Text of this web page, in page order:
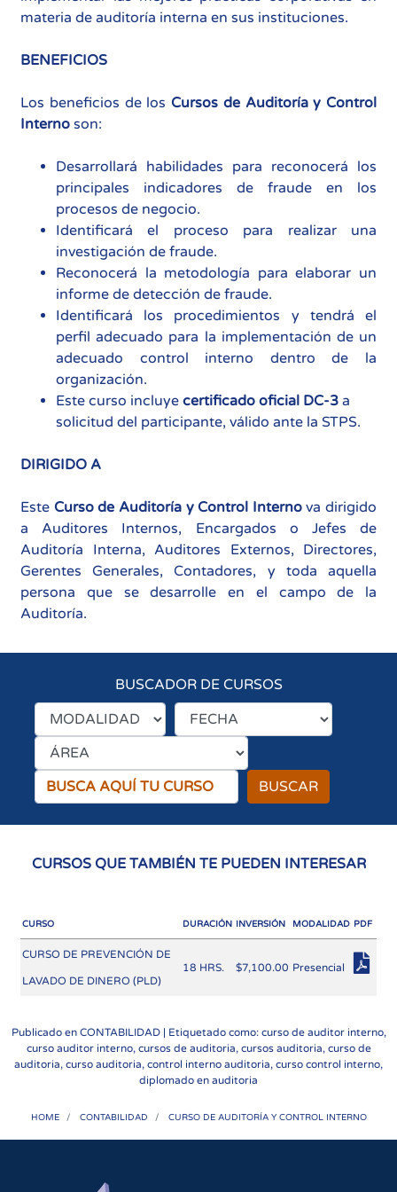
materia de auditoría interna en sus instituciones.
BENEFICIOS
Los beneficios de los Cursos de Auditoría y Control
Interno son:
Desarrollará habilidades para reconocerá los
principales indicadores de fraude en los
procesos de negocio.
Identificará el proceso para realizar una
investigación de fraude.
Reconocerá la metodología para elaborar un
informe de detección de fraude.
Identificará los procedimientos y tendrá el
perfil adecuado para la implementación de un
adecuado control interno dentro de la
organización.
Este curso incluye certificado oficial DC-3 a
solicitud del participante, válido ante la STPS.
DIRIGIDO A
Este Curso de Auditoría y Control Internova dirigido
a Auditores Internos, Encargados o Jefes de
Auditoría Interna, Auditores Externos, Directores,
Gerentes Generales, Contadores, y toda aquella
persona que se desarrolle en el campo de la
Auditoría.
BUSCADOR DE CURSOS
BUSCAR
CURSOS QUE TAMBIÉN TE PUEDEN INTERESAR
CURSO DURACIÓN INVERSIÓN MODALIDAD PDF
CURSO DE PREVENCIÓN DE
LAVADO DE DINERO (PLD)
18 HRS. $7,100.00 Presencial
Publicado en CONTABILIDAD| Etiquetado como: curso de auditor interno,
curso auditor interno, cursos de auditoria, cursos auditoria, curso de
auditoria, curso auditoria, control interno auditoria, curso control interno,
diplomado en auditoria
HOME CONTABILIDAD CURSO DE AUDITORÍA Y CONTROL INTERNO